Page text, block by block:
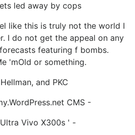
led away by cops
like this is truly not the world I
I do not get the appeal on any
featuring f bombs.
'mOld or something.
and PKC
CMS -
Vivo X300s ' -